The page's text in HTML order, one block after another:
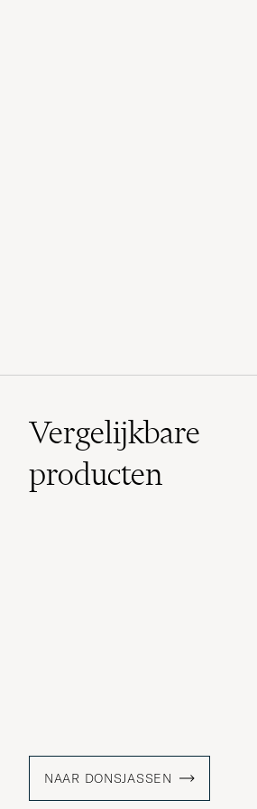
Vergelijkbare
producten
NAAR DONSJASSEN